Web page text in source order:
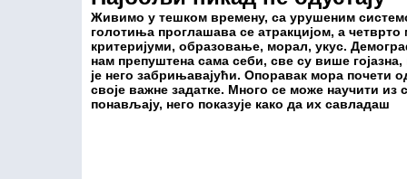
Живимо у тешком времену, са урушеним
голотиња проглашава се атракцијом, а
критеријуми, образовање, морал, укус.
нам препуштена сама себи, све су више
је него забрињавајући. Опоравак мора
своје важне задатке. Много се може научити из
понављају, него показује како да их савладаш